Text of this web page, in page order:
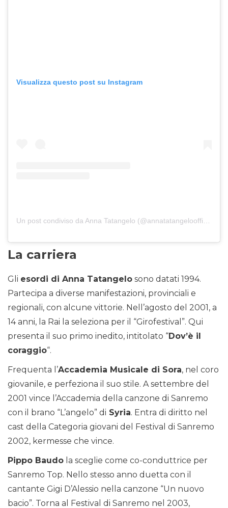
Visualizza questo post su Instagram
La carriera
Gli esordi di Anna Tatangelo sono datati 1994.
Partecipa a diverse manifestazioni, provinciali e
regionali, con alcune vittorie. Nell’agosto del 2001, a
14 anni, la Rai la seleziona per il “Girofestival”. Qui
presenta il suo primo inedito, intitolato “Dov’è il
coraggio“.
Frequenta l’Accademia Musicale di Sora, nel coro
giovanile, e perfeziona il suo stile. A settembre del
2001 vince l’Accademia della canzone di Sanremo
con il brano “L’angelo” di Syria. Entra di diritto nel
cast della Categoria giovani del Festival di Sanremo
2002, kermesse che vince.
Pippo Baudo la sceglie come co-conduttrice per
Sanremo Top. Nello stesso anno duetta con il
cantante Gigi D’Alessio nella canzone “Un nuovo
bacio”. Torna al Festival di Sanremo nel 2003,